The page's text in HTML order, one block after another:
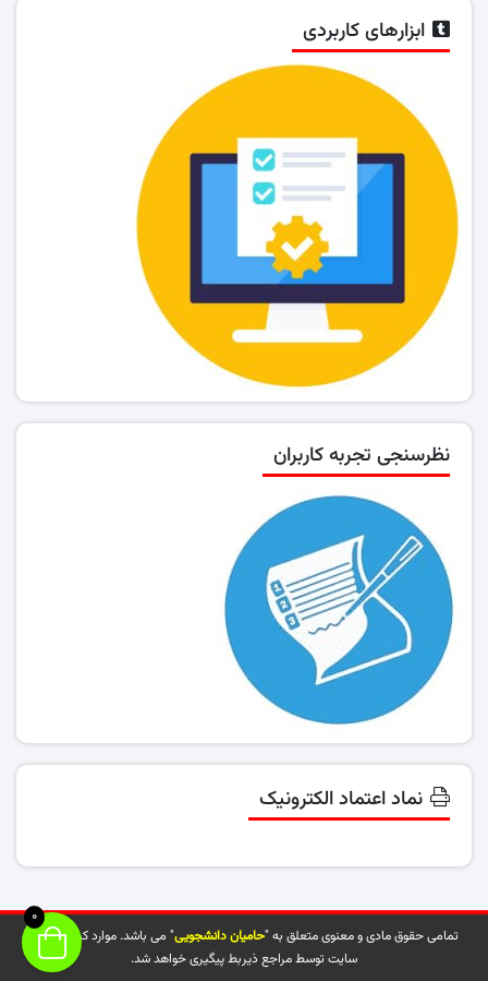
ابزارهای کاربردی
نظرسنجی تجربه کاربران
نماد اعتماد الکترونیک
تمامی حقوق مادی و معنوی متعلق به "حامیان دانشجویی" می باشد. موارد کپی شده از
سایت توسط مراجع ذیربط پیگیری خواهد شد.
0